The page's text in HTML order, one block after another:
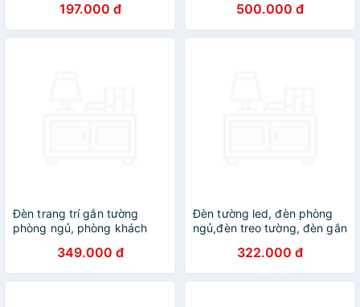
197.000 đ 500.000 đ
Đèn trang trí gắn tường
phòng ngủ, phòng khách
349.000 đ
Đèn tường led, đèn phòng
ngủ,đèn treo tường, đèn gắn
decor, đèn DT322.000 đ